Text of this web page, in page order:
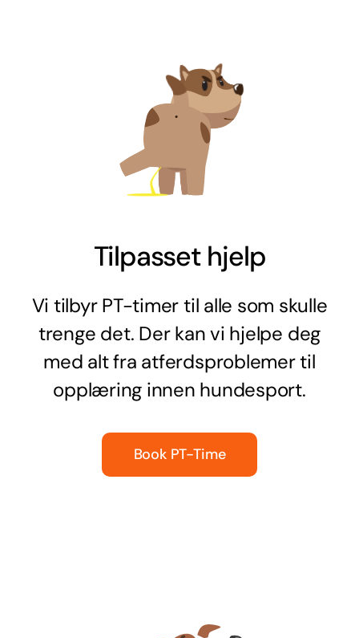
Tilpasset hjelp
Vi tilbyr PT-timer til alle som skulle
trenge det. Der kan vi hjelpe deg
med alt fra atferdsproblemer til
opplæring innen hundesport.
Book PT-Time